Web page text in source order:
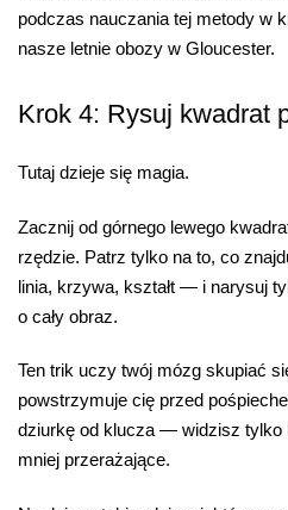
podczas nauczania tej metody w
nasze letnie obozy w Gloucester.
Krok 4: Rysuj kwadrat
Tutaj dzieje się magia.
Zacznij od górnego lewego
rzędzie. Patrz tylko na to, co
linia, krzywa, kształt — i narysuj
o cały obraz.
Ten trik uczy twój mózg skupiać
powstrzymuje cię przed
dziurkę od klucza — widzisz tylko
mniej przerażające.